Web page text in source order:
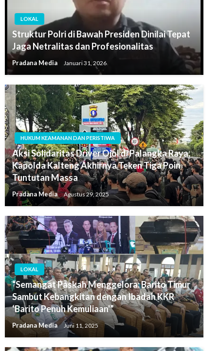
LOKAL
Struktur Polri di Bawah Presiden Dinilai Tepat
Jaga Netralitas dan Profesionalitas
Pradana Media Januari 31, 2026
HUKUM KEAMANAN DAN PERISTIWA
Aksi Solidaritas Driver Ojol di Palangka Raya,
Kapolda Kalteng Akhirnya Teken Tiga Poin
Tuntutan Massa
Pradana Media Agustus 29, 2025
LOKAL
“Semangat Paskah Menggelora: Barito Timur
Sambut Kebangkitan dengan Ibadah KKR
‘Barito Penuh Kemuliaan'”
Pradana Media Juni 11, 2025